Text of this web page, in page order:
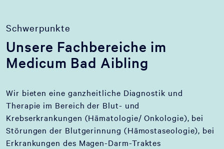
Schwerpunkte
Unsere Fachbereiche im
Medicum Bad Aibling
Wir bieten eine ganzheitliche Diagnostik und
Therapie im Bereich der Blut- und
Krebserkrankungen (Hämatologie/ Onkologie), bei
Störungen der Blutgerinnung (Hämostaseologie), bei
Erkrankungen des Magen-Darm-Traktes